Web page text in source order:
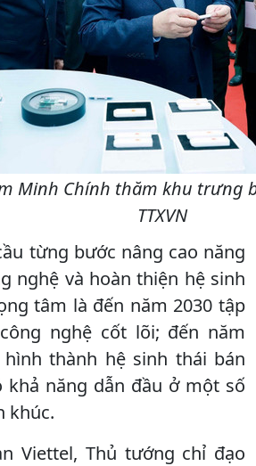
Minh Chính thăm khu trưng
TTXVN
từng bước nâng cao năng
nghệ và hoàn thiện hệ sinh
tâm là đến năm 2030 tập
nghệ cốt lõi; đến năm
thành hệ sinh thái bán
khả năng dẫn đầu ở một số
khúc.
Viettel, Thủ tướng chỉ đạo